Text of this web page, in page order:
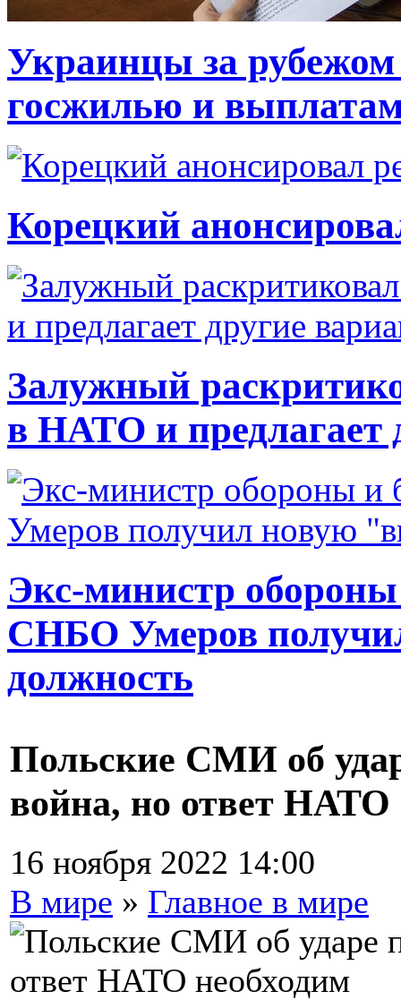
Украинцы за рубежом
госжилью и
Корецкий
Залужный
в НАТО и предлагает
Экс-министр
СНБО Умеров
должность
Польские СМИ об
война, но ответ НАТО
16 ноября 2022 14:00
В мире » Главное в мире